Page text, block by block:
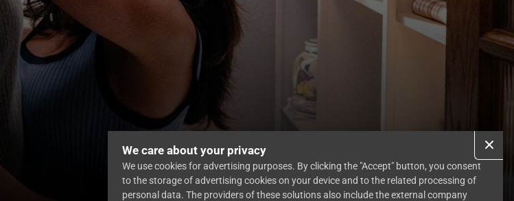
We care about your privacy
We use cookies for advertising purposes. By clicking the "Accept" button, you consent
to the storage of advertising cookies on your device and to the related processing of
personal data. The providers of these solutions also include the external company